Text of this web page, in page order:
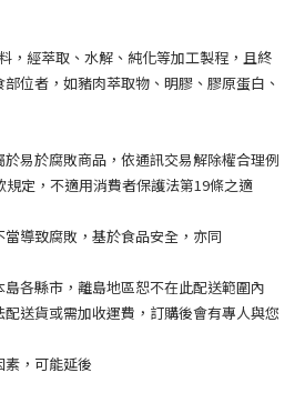
，經萃取、水解、純化等加工製程，且終
位者，如豬肉萃取物、明膠、膠原蛋白、
易於腐敗商品，依通訊交易解除權合理例
定，不適用消費者保護法第19條之適
導致腐敗，基於食品安全，亦同
各縣市，離島地區恕不在此配送範圍內
送貨或需加收運費，訂購後會有專人與您
，可能延後